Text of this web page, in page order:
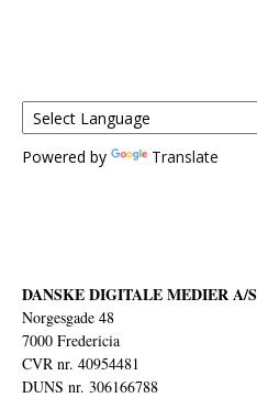
Powered by Translate
DANSKE DIGITALE MEDIER A/S
Norgesgade 48
7000 Fredericia
CVR nr. 40954481
DUNS nr. 306166788